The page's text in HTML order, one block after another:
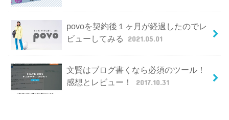
povoを契約後１ヶ月が経過したのでレ
ビューしてみる
2021.05.01
文賢はブログ書くなら必須のツール！
感想とレビュー！
2017.10.31